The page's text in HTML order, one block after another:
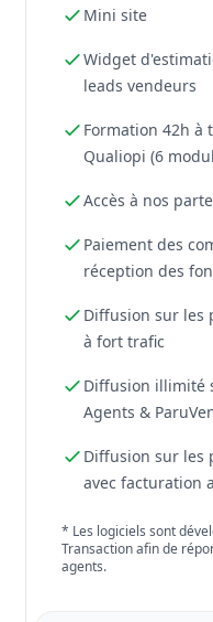
Mini site
Widget
leads vendeurs
Formation 42h
Qualiopi (6
Accès à nos
Paiement des
réception des
Diffusion sur les
à fort trafic
Diffusion illimité
Agents &
Diffusion sur les
avec facturation
* Les logiciels sont
Transaction afin de
agents.